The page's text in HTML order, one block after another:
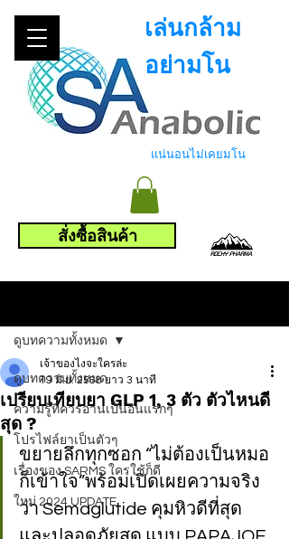
เล่นกล้าม
อย่ามโน
แน่นอนไม่เคยมโน
สั่งซื้อสินค้า
ดูบทความทั้งหมด
ความรู้ที่ควรอ่านเป็นอันแรกๆ
โปรไฟล์ยาเป็นตัวๆ
เรื่องของ SARMS ใครใช้ก็ดี
ใหม่ 2024 UPDATE
ดูบทความทั้งหมด
เปรียบเทียบยา GLP 1, 3 ตัว ตัวไหนดี
สุด ?
เจ้าของไงจะใครล่ะ
19 มิ.ย. 2568 ยาว 3 นาที
ขยายลึกทุกซอก “ไม่ต้องเป็นหมอ
ก็เข้าใจ”พร้อมเปิดเผยความจริง
ว่า Semaglutide คุมหิวดีที่สุด